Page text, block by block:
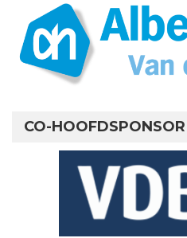
CO-HOOFDSPONSOR